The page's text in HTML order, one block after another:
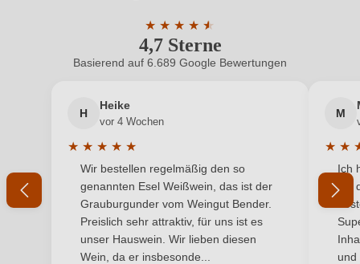
EARL SAUVETE, Route des Vignes 15, 41400
Inhalt 0,75 L
Land Frankreich
Dessert, Reisgerichte
Neuer Kunde? Neuer Kunde?
Ihre E-Mail-Adresse
Ihr Passwort
Ich habe mein Passwort vergessen
4,7 Sterne
★ ★ ★ ★ ★
★
Durchschnittliche Bewertung von 4.7
Basierend auf 6.689 Google Bewertungen
H
Heike
vor 4 Wochen
★ ★ ★ ★ ★
Durchschnittliche Bewertung von 5 von 5 Sternen
Wir bestellen regelmäßig den so
genannten Esel Weißwein, das ist der
Grauburgunder vom Weingut Bender.
Preislich sehr attraktiv, für uns ist es
unser Hauswein. Wir lieben diesen
Wein, da er insbesonde...
M
★ ★
Ich
mit
und